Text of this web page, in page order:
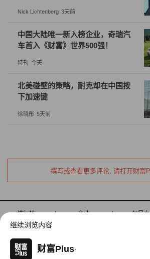
的繁荣。
在全球化的大背景下，香港面临着前
战。只有不断深化改革，加强监管，
其国际金融中心的地位，实现经济的
时，香港也需要积极参与国际合作，
场的交流，提高其在全球经济中的影
网）
本内容为作者独立观点，不代表财富
许不得转载。
编辑：刘兰香
Nick Lichtenberg 3天前
特刊 今天
中国大陆唯一新入榜企业，奇瑞汽
车首入《财富》世界500强！
徐晓彤 5天前
北美碰壁的策略，耐克却在中国按
下加速键
撰写或查看更多评论, 请打开财富
排行榜 商业 领导力
财富全球论坛
继续浏览内容
财富Plus·